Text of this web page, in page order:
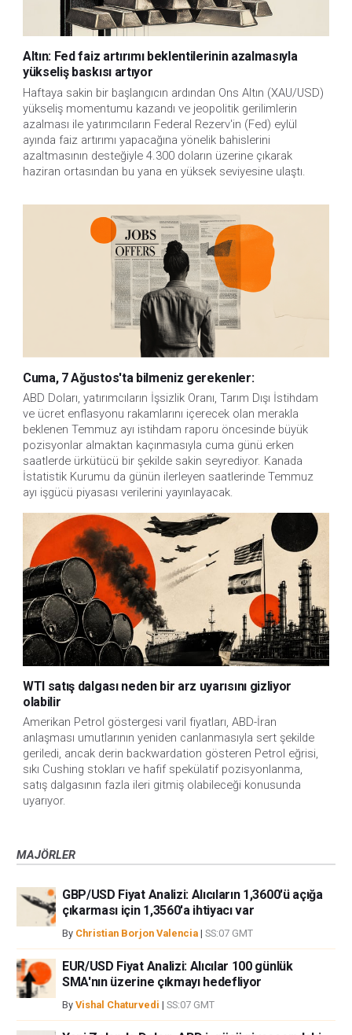
Altın: Fed faiz artırımı beklentilerinin azalmasıyla
yükseliş baskısı artıyor
Haftaya sakin bir başlangıcın ardından Ons Altın (XAU/USD)
yükseliş momentumu kazandı ve jeopolitik gerilimlerin
azalması ile yatırımcıların Federal Rezerv'in (Fed) eylül
ayında faiz artırımı yapacağına yönelik bahislerini
azaltmasının desteğiyle 4.300 doların üzerine çıkarak
haziran ortasından bu yana en yüksek seviyesine ulaştı.
Cuma, 7 Ağustos'ta bilmeniz gerekenler:
ABD Doları, yatırımcıların İşsizlik Oranı, Tarım Dışı İstihdam
ve ücret enflasyonu rakamlarını içerecek olan merakla
beklenen Temmuz ayı istihdam raporu öncesinde büyük
pozisyonlar almaktan kaçınmasıyla cuma günü erken
saatlerde ürkütücü bir şekilde sakin seyrediyor. Kanada
İstatistik Kurumu da günün ilerleyen saatlerinde Temmuz
ayı işgücü piyasası verilerini yayınlayacak.
WTI satış dalgası neden bir arz uyarısını gizliyor
olabilir
Amerikan Petrol göstergesi varil fiyatları, ABD-İran
anlaşması umutlarının yeniden canlanmasıyla sert şekilde
geriledi, ancak derin backwardation gösteren Petrol eğrisi,
sıkı Cushing stokları ve hafif spekülatif pozisyonlanma,
satış dalgasının fazla ileri gitmiş olabileceği konusunda
uyarıyor.
MAJÖRLER
GBP/USD Fiyat Analizi: Alıcıların 1,3600'ü açığa
çıkarması için 1,3560'a ihtiyacı var
By Christian Borjon Valencia | SS:07 GMT
EUR/USD Fiyat Analizi: Alıcılar 100 günlük
SMA'nın üzerine çıkmayı hedefliyor
By Vishal Chaturvedi | SS:07 GMT